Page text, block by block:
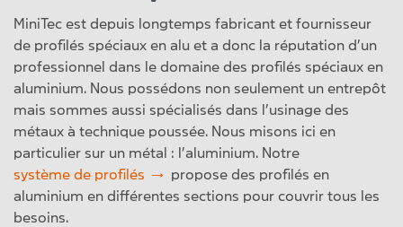
MiniTec est depuis longtemps fabricant et fournisseur
de profilés spéciaux en alu et a donc la réputation d’un
professionnel dans le domaine des profilés spéciaux en
aluminium. Nous possédons non seulement un entrepôt
mais sommes aussi spécialisés dans l’usinage des
métaux à technique poussée. Nous misons ici en
particulier sur un métal : l’aluminium. Notre
système de profilés
propose des profilés en
aluminium en différentes sections pour couvrir tous les
besoins.